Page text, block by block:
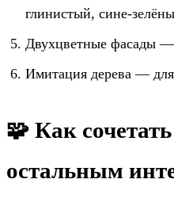
глинистый, сине-
Двухцветные фасады
Имитация дерева — для
🧩 Как
остальным